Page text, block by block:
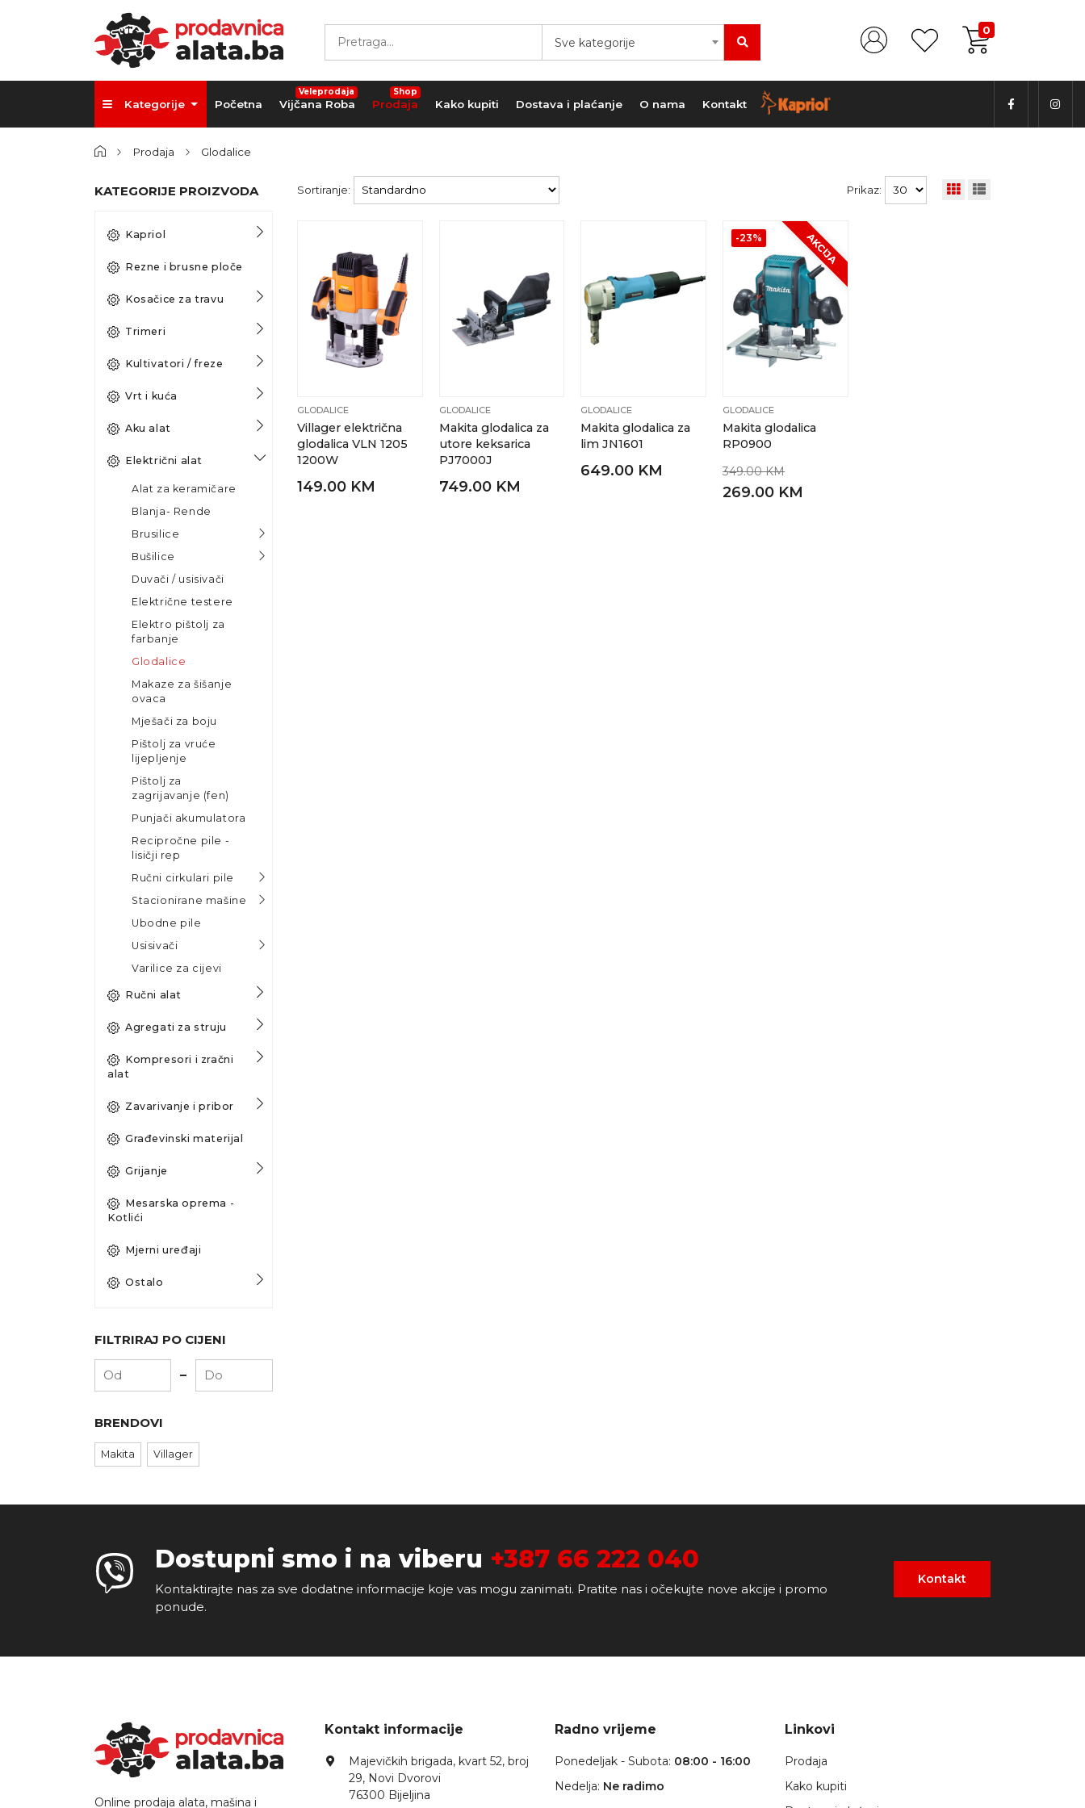
Sve kategorije
0
Kategorije Početna Vijčana Roba
Veleprodaja
Prodaja
Shop
Kako kupiti Dostava i plaćanje O nama Kontakt
Prodaja Glodalice
KATEGORIJE PROIZVODA
Kapriol
Rezne i brusne ploče
Kosačice za travu
Trimeri
Kultivatori / freze
Vrt i kuća
Aku alat
Električni alat
Alat za keramičare
Blanja- Rende
Brusilice
Bušilice
Duvači / usisivači
Električne testere
Elektro pištolj za
farbanje
Glodalice
Makaze za šišanje
ovaca
Mješači za boju
Pištolj za vruće
lijepljenje
Pištolj za
zagrijavanje (fen)
Punjači akumulatora
Recipročne pile -
lisičji rep
Ručni cirkulari pile
Stacionirane mašine
Ubodne pile
Usisivači
Varilice za cijevi
Ručni alat
Agregati za struju
Kompresori i zračni
alat
Zavarivanje i pribor
Građevinski materijal
Grijanje
Mesarska oprema -
Kotlići
Mjerni uređaji
Ostalo
FILTRIRAJ PO CIJENI
-
BRENDOVI
Makita Villager
Sortiranje: Prikaz:
GLODALICE
Villager električna
glodalica VLN 1205
1200W
149.00 KM
GLODALICE
Makita glodalica za
utore keksarica
PJ7000J
749.00 KM
GLODALICE
Makita glodalica za
lim JN1601
649.00 KM
-23% AKCIJA
GLODALICE
Makita glodalica
RP0900
349.00 KM
269.00 KM
Dostupni smo i na viberu +387 66 222 040
Kontaktirajte nas za sve dodatne informacije koje vas mogu zanimati. Pratite nas i očekujte nove akcije i promo
ponude.
Kontakt
Online prodaja alata, mašina i
Kontakt informacije
Majevičkih brigada, kvart 52, broj
29, Novi Dvorovi
76300 Bijeljina
Radno vrijeme
Ponedeljak - Subota: 08:00 - 16:00
Nedelja: Ne radimo
Linkovi
Prodaja
Kako kupiti